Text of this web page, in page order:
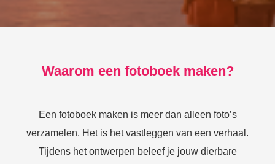
Waarom een fotoboek maken?
Een fotoboek maken is meer dan alleen foto’s
verzamelen. Het is het vastleggen van een verhaal.
Tijdens het ontwerpen beleef je jouw dierbare